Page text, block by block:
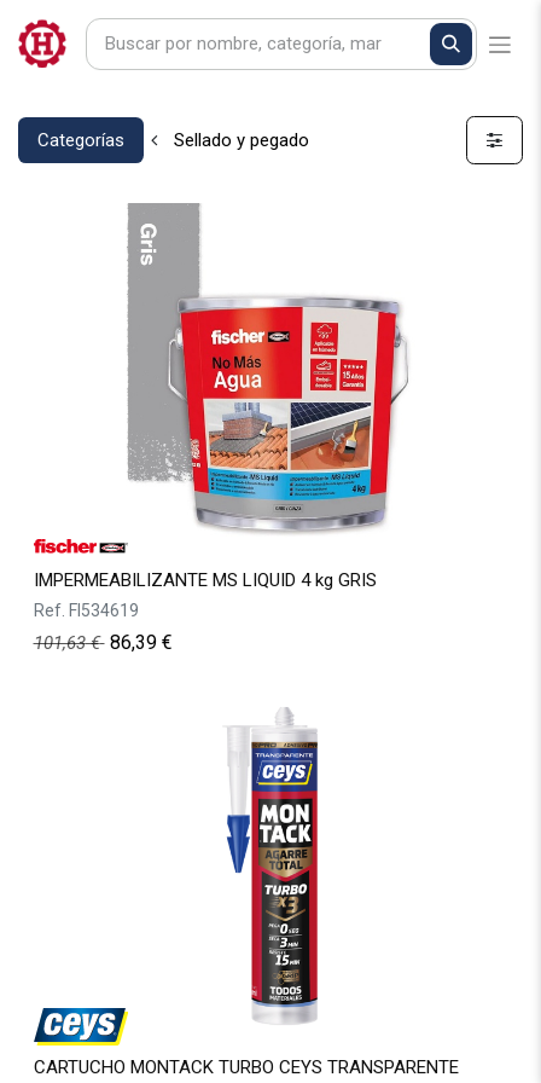
Categorías Sellado y pegado
IMPERMEABILIZANTE MS LIQUID 4 kg GRIS
Ref. FI534619
101,63€ 86,39€
CARTUCHO MONTACK TURBO CEYS TRANSPARENTE